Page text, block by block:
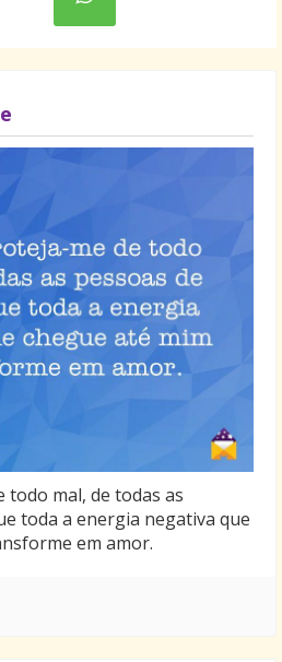
mal, de todas as
toda a energia negativa que
em amor.